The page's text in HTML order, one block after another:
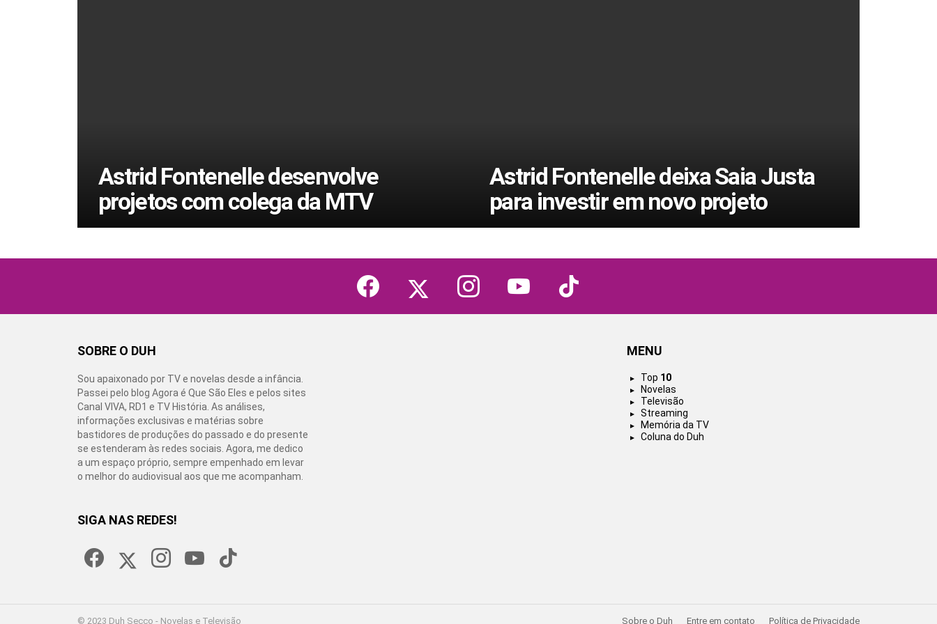
Astrid Fontenelle desenvolve
projetos com colega da MTV
Astrid Fontenelle deixa Saia Justa
para investir em novo projeto
facebook instagram youtube tiktok
SOBRE O DUH
Sou apaixonado por TV e novelas desde a infância.
Passei pelo blog Agora é Que São Eles e pelos sites
Canal VIVA, RD1 e TV História. As análises,
informações exclusivas e matérias sobre
bastidores de produções do passado e do presente
se estenderam às redes sociais. Agora, me dedico
a um espaço próprio, sempre empenhado em levar
o melhor do audiovisual aos que me acompanham.
SIGA NAS REDES!
MENU
Top 10
Novelas
Televisão
Streaming
Memória da TV
Coluna do Duh
© 2023 Duh Secco - Novelas e Televisão Sobre o Duh Entre em contato Política de Privacidade